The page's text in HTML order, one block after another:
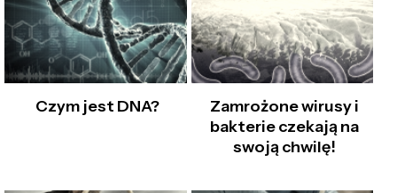
Czym jest DNA?
Zamrożone wirusy i
bakterie czekają na
swoją chwilę!